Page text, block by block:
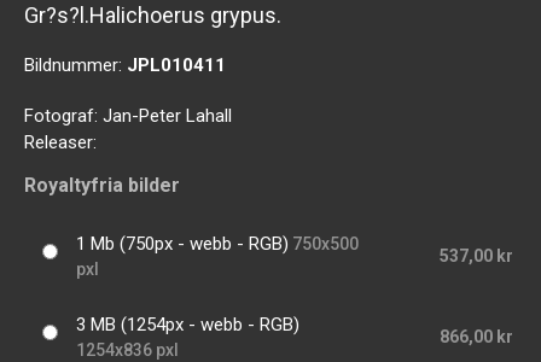
Gr?s?l.Halichoerus grypus.
Bildnummer: JPL010411
Fotograf: Jan-Peter Lahall
Releaser:
Royaltyfria bilder
1 Mb (750px - webb - RGB) 750x500
pxl
537,00 kr
3 MB (1254px - webb - RGB)
1254x836 pxl
866,00 kr